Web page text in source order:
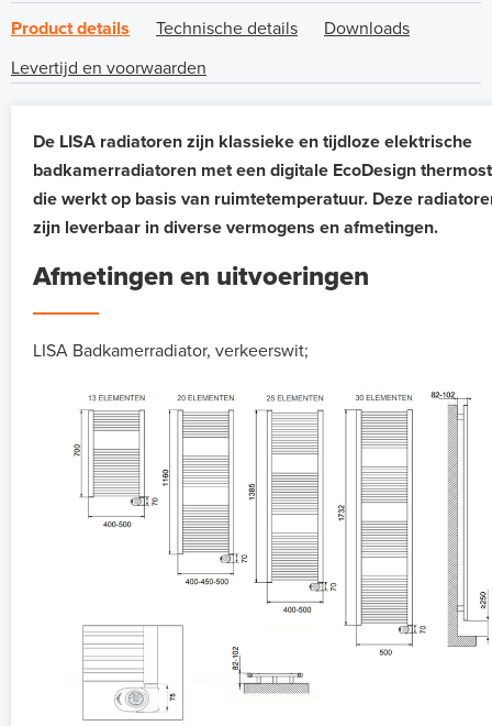
Product details Technische details
Downloads
Levertijd en voorwaarden
De LISA radiatoren zijn klassieke en tijdloze elektrische
badkamerradiatoren met een digitale EcoDesign
die werkt op basis van ruimtetemperatuur. Deze
zijn leverbaar in diverse vermogens en afmetingen.
Afmetingen en uitvoeringen
LISA Badkamerradiator, verkeerswit;